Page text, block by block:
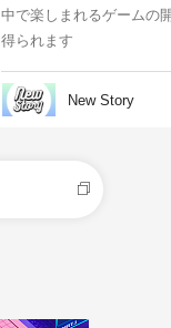
中で楽しまれるゲームの
得られます
New Story